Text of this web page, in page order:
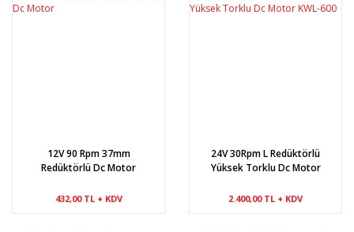
12V 90 Rpm 37mm
Redüktörlü Dc Motor
432,00 TL + KDV
24V 30Rpm L Redüktörlü
Yüksek Torklu Dc Motor
2.400,00 TL + KDV